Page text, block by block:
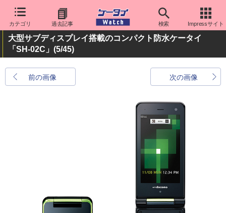
カテゴリ 過去記事 検索 Impressサイト
大型サブディスプレイ搭載のコンパクト防水ケータイ
「SH-02C」 (5/45)
前の画像 次の画像